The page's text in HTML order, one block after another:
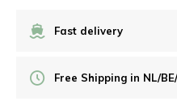
Fast delivery
Free Shipping in NL/